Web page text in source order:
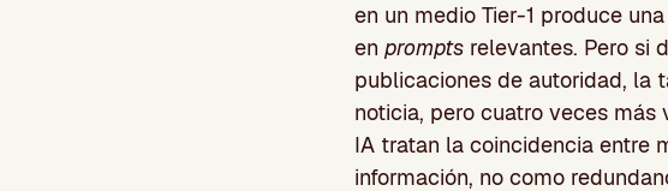
en un medio Tier-1 produce
en prompts relevantes. Pero si
publicaciones de autoridad, la
noticia, pero cuatro veces
IA tratan la coincidencia entre
información, no como